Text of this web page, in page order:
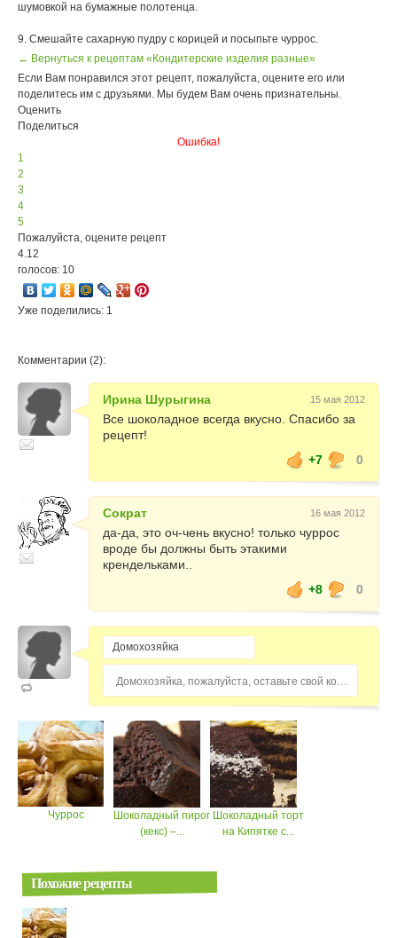
шумовкой на бумажные полотенца.
9. Смешайте сахарную пудру с корицей и посыпьте чуррос.
← Вернуться к рецептам «Кондитерские изделия разные»
Если Вам понравился этот рецепт, пожалуйста, оцените его или
поделитесь им с друзьями. Мы будем Вам очень признательны.
Оценить
Поделиться
Ошибка!
1
2
3
4
5
Пожалуйста, оцените рецепт
4.12
голосов: 10
Уже поделились: 1
Комментарии (2):
Ирина Шурыгина 15 мая 2012
Все шоколадное всегда вкусно. Спасибо за
рецепт!
+7
0
Сократ 16 мая 2012
да-да, это оч-чень вкусно! только чуррос
вроде бы должны быть этакими
крендельками..
+8
0
Чуррос
Шоколадный пирог
(кекс) –...
Шоколадный торт
на Кипятке с...
Похожие рецепты